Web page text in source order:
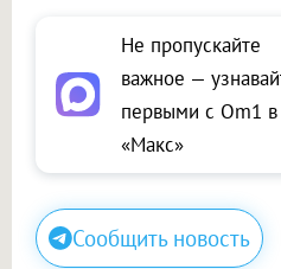
Не пропускайте
важное —
первыми с Om1 в
«Макс»
Сообщить новость